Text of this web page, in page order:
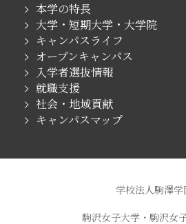
本学の特長
大学・短期大学・大学院
キャンパスライフ
オープンキャンパス
入学者選抜情報
就職支援
社会・地域貢献
キャンパスマップ
学校法人駒澤学
駒沢女子大学・駒沢女